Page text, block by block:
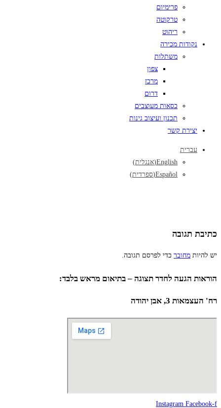
פרימיום
טרקוטה
ריהוט
נקודות מכירה
משתלות
צפון
מרכז
דרום
כסאות מעוצבים
תכנון ועיצוב גינות
יצירת קשר
עברית
English
(אנגלית)
Español
(ספרדית)
כתיבת תגובה
יש להיות מחובר כדי לפרסם תגובה.
הוראות הגעה לחדר תצוגה – בתיאום מראש בלבד:
רח' העצמאות 3, אבן יהודה
Instagram Facebook-f